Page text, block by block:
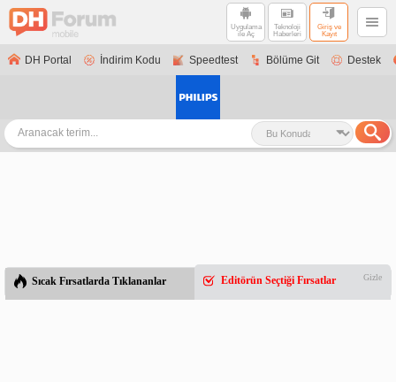
Uygulama
ile Aç
Teknoloji
Haberleri
Giriş ve
Kayıt
DH Portal İndirim Kodu Speedtest Bölüme Git Destek
Sıcak Fırsatlarda Tıklananlar Editörün Seçtiği Fırsatlar Gizle